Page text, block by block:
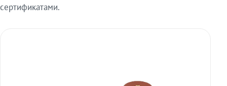
сертификатами.